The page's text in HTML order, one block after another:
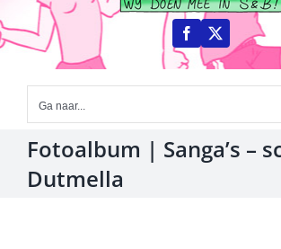
Ga naar...
Fotoalbum | Sanga’s –
Dutmella